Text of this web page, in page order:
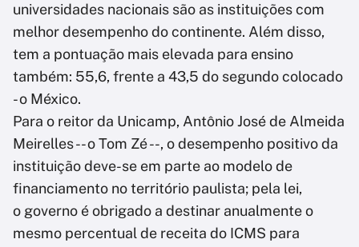
universidades nacionais são as instituições com
melhor desempenho do continente. Além disso,
tem a pontuação mais elevada para ensino
também: 55,6, frente a 43,5 do segundo colocado
- o México.
Para o reitor da Unicamp, Antônio José de Almeida
Meirelles -- o Tom Zé --, o desempenho positivo da
instituição deve-se em parte ao modelo de
financiamento no território paulista; pela lei,
o governo é obrigado a destinar anualmente o
mesmo percentual de receita do ICMS para